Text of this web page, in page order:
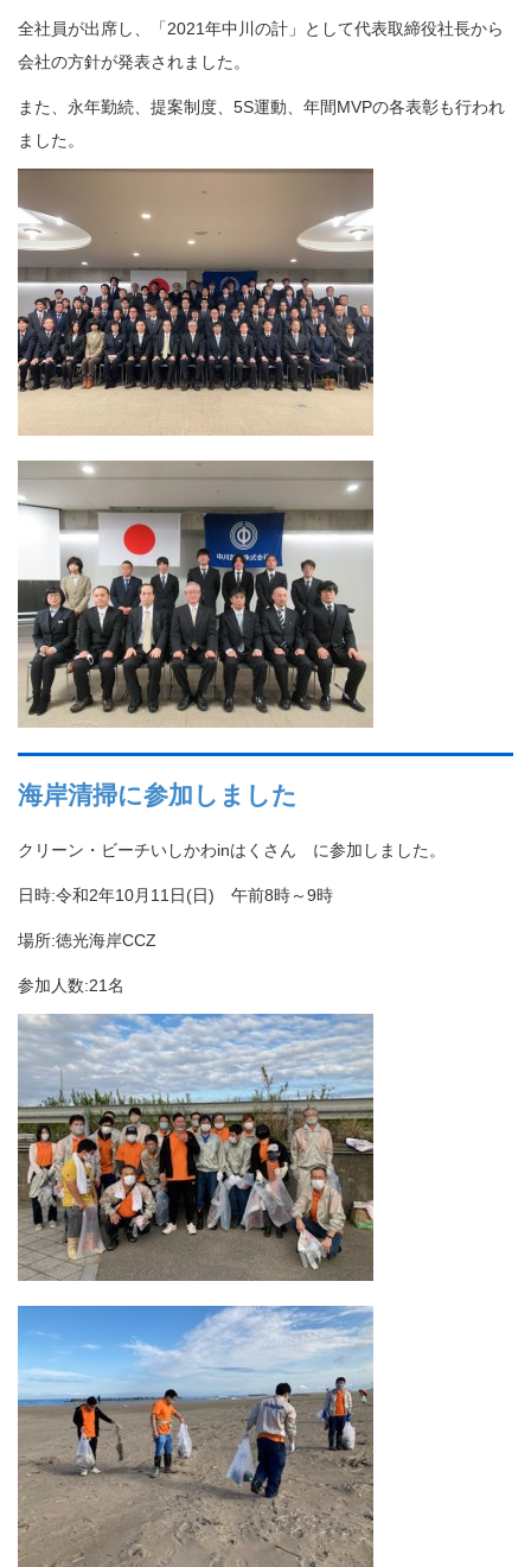
全社員が出席し、「2021年中川の計」として代表取締役社長から
会社の方針が発表されました。
また、永年勤続、提案制度、5S運動、年間MVPの各表彰も行われ
ました。
海岸清掃に参加しました
クリーン・ビーチいしかわinはくさん に参加しました。
日時:令和2年10月11日(日) 午前8時～9時
場所:徳光海岸CCZ
参加人数:21名